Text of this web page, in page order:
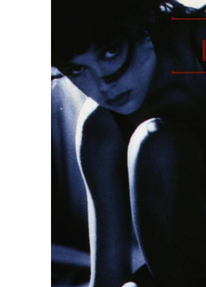
Hurdy Gurdy Man: mapas de
creatividad
MÚSICA